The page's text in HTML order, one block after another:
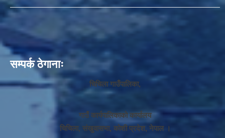
सम्पर्क ठेगानाः
चिचिला गाउँपालिका,
गाउँ कार्यपालिकाको कार्यालय
चिचिला, संखुवासभा, कोशी प्रदेश, नेपाल ।